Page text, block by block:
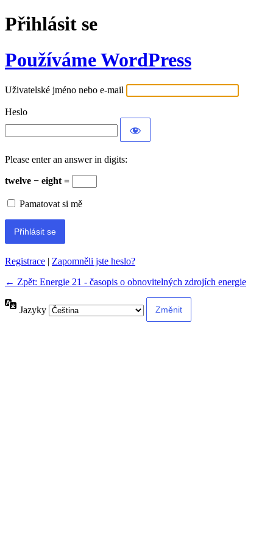
Přihlásit se
Používáme WordPress
Uživatelské jméno nebo e-mail
Heslo
Please enter an answer in digits:
twelve − eight =
Pamatovat si mě
Registrace | Zapomněli jste heslo?
← Zpět: Energie 21 - časopis o obnovitelných zdrojích energie
Jazyky